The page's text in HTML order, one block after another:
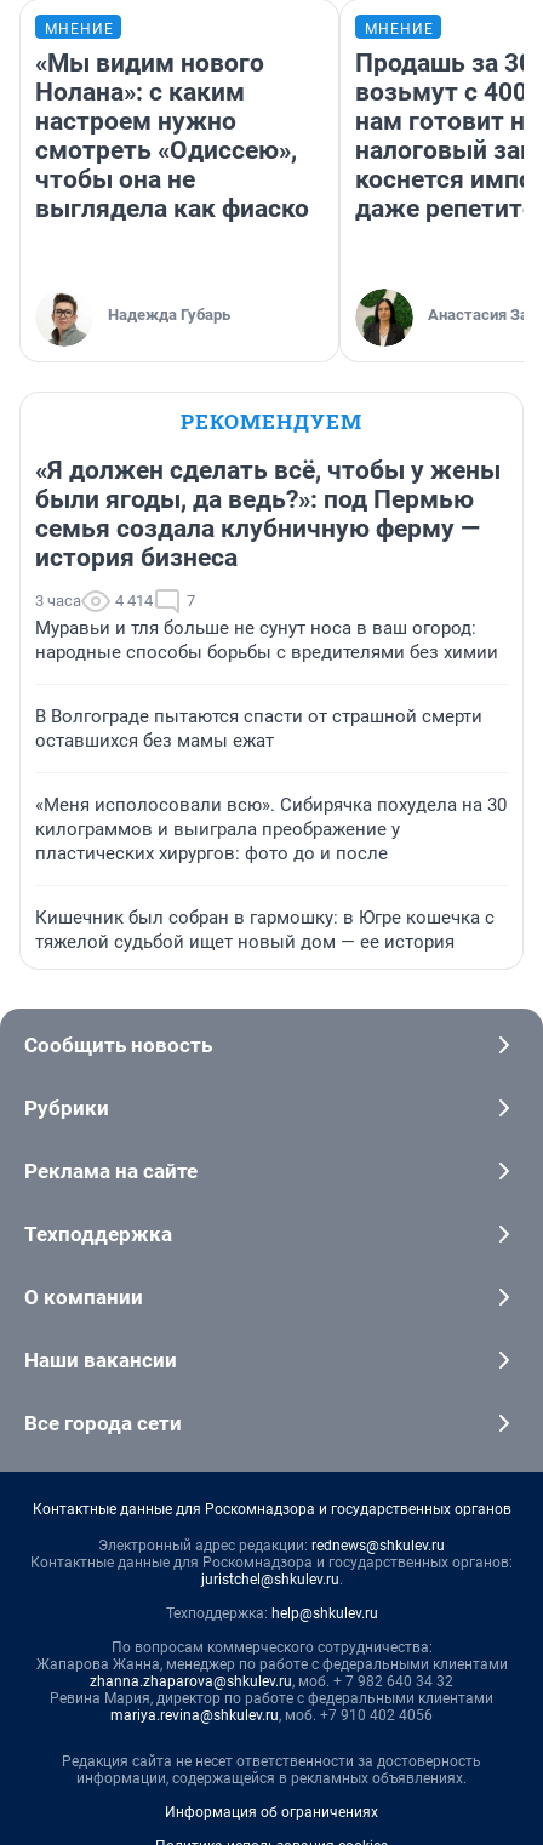
МНЕНИЕ
«Мы видим нового
Нолана»: с каким
настроем нужно
смотреть «Одиссею»,
чтобы она не
выглядела как фиаско
Надежда Губарь
МНЕНИЕ
Продашь за
возьмут с
нам готовит
налоговый
коснется
даже
Анастасия
РЕКОМЕНДУЕМ
«Я должен сделать всё, чтобы у жены
были ягоды, да ведь?»: под Пермью
семья создала клубничную ферму —
история бизнеса
3 часа 4 414 7
Муравьи и тля больше не сунут носа в ваш огород:
народные способы борьбы с вредителями без химии
В Волгограде пытаются спасти от страшной смерти
оставшихся без мамы ежат
«Меня исполосовали всю». Сибирячка похудела на 30
килограммов и выиграла преображение у
пластических хирургов: фото до и после
Кишечник был собран в гармошку: в Югре кошечка с
тяжелой судьбой ищет новый дом — ее история
Сообщить новость
Рубрики
Реклама на сайте
Техподдержка
О компании
Наши вакансии
Все города сети
Контактные данные для Роскомнадзора и государственных органов
Электронный адрес редакции: rednews@shkulev.ru
Контактные данные для Роскомнадзора и государственных органов:
juristchel@shkulev.ru.
Техподдержка: help@shkulev.ru
По вопросам коммерческого сотрудничества:
Жапарова Жанна, менеджер по работе с федеральными клиентами
zhanna.zhaparova@shkulev.ru, моб. + 7 982 640 34 32
Ревина Мария, директор по работе с федеральными клиентами
mariya.revina@shkulev.ru, моб. +7 910 402 4056
Редакция сайта не несет ответственности за достоверность
информации, содержащейся в рекламных объявлениях.
Информация об ограничениях